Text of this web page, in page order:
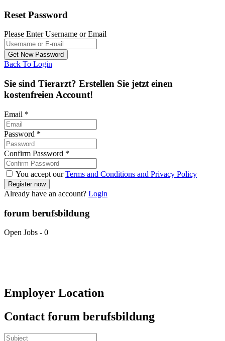
Reset Password
Please Enter Username or Email
Back To Login
Sie sind Tierarzt? Erstellen Sie jetzt einen
kostenfreien Account!
Email *
Password *
Confirm Password *
You accept ourTerms and Conditions and Privacy Policy
Already have an account? Login
forum berufsbildung
Open Jobs - 0
Employer Location
Contact forum berufsbildung